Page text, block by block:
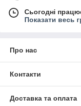
Сьогодні
Показати весь
Про нас
Контакти
Доставка та оплата